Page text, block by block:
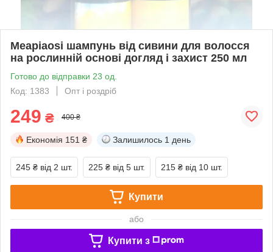
Meapiaosi шампунь від сивини для волосся
на рослинній основі догляд і захист 250 мл
Готово до відправки 23 од.
Код: 1383
Опт і роздріб
249 ₴ 400 ₴
Економія 151 ₴ Залишилось 1 день
245 ₴ від 2 шт. 225 ₴ від 5 шт. 215 ₴ від 10 шт.
Купити
або
Купити з